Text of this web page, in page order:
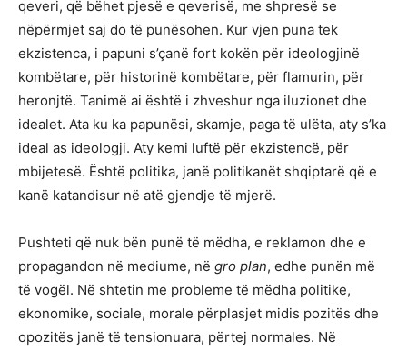
qeveri, që bëhet pjesë e qeverisë, me shpresë se
nëpërmjet saj do të punësohen. Kur vjen puna tek
ekzistenca, i papuni s’çanë fort kokën për ideologjinë
kombëtare, për historinë kombëtare, për flamurin, për
heronjtë. Tanimë ai është i zhveshur nga iluzionet dhe
idealet. Ata ku ka papunësi, skamje, paga të ulëta, aty s’ka
ideal as ideologji. Aty kemi luftë për ekzistencë, për
mbijetesë. Është politika, janë politikanët shqiptarë që e
kanë katandisur në atë gjendje të mjerë.
Pushteti që nuk bën punë të mëdha, e reklamon dhe e
propagandon në mediume, në gro plan, edhe punën më
të vogël. Në shtetin me probleme të mëdha politike,
ekonomike, sociale, morale përplasjet midis pozitës dhe
opozitës janë të tensionuara, përtej normales. Në